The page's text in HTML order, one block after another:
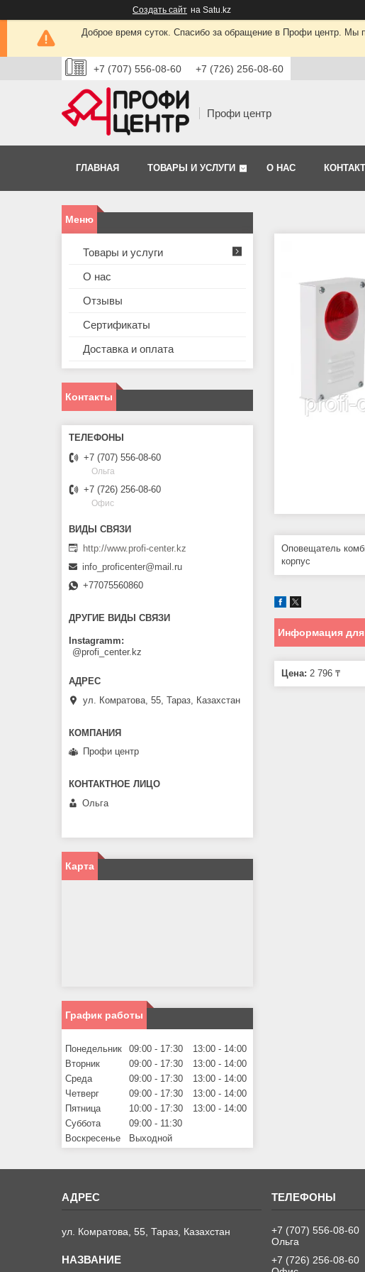
Создать сайт на Satu.kz
Доброе время суток. Спасибо за обращение в Профи центр. Мы
+7 (707) 556-08-60 +7 (726) 256-08-60
Профи центр
ГЛАВНАЯ ТОВАРЫ И УСЛУГИ О НАС
Оповещатель
корпус
Информация для
Цена: 2 796 ₸
Товары и услуги
О нас
Отзывы
Сертификаты
Доставка и оплата
Контакты
+7 (707) 556-08-60
Ольга
+7 (726) 256-08-60
Офис
http://www.profi-center.kz
info_proficenter@mail.ru
+77075560860
ДРУГИЕ ВИДЫ СВЯЗИ
Instagramm
@profi_center.kz
ул. Комратова, 55, Тараз, Казахстан
Профи центр
Ольга
Карта
График работы
Понедельник 09:00 17:30 13:00
14:00
Вторник
09:00 17:30 13:00
14:00
Среда
09:00 17:30 13:00
14:00
Четверг
09:00 17:30 13:00
14:00
Пятница
10:00 17:30 13:00
14:00
Суббота
09:00
11:30
Воскресенье
Выходной
ул. Комратова, 55, Тараз, Казахстан
+7 (707) 556-08-60
Ольга
+7 (726) 256-08-60